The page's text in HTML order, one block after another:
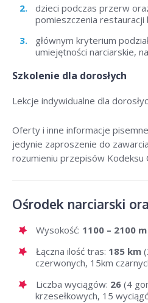
dzieci podczas przerw
pomieszczenia
głównym kryterium
umiejętności narciarskie,
Szkolenie dla dorosłych
Lekcje indywidualne dla
Oferty i inne informacje
jedynie zaproszenie do
rozumieniu przepisów Kodeksu
Ośrodek narciarski
Wysokość: 1100 – 2100
Łączna ilość tras: 185 km
czerwonych, 15km
Liczba wyciągów: 26 (4
krzesełkowych, 15